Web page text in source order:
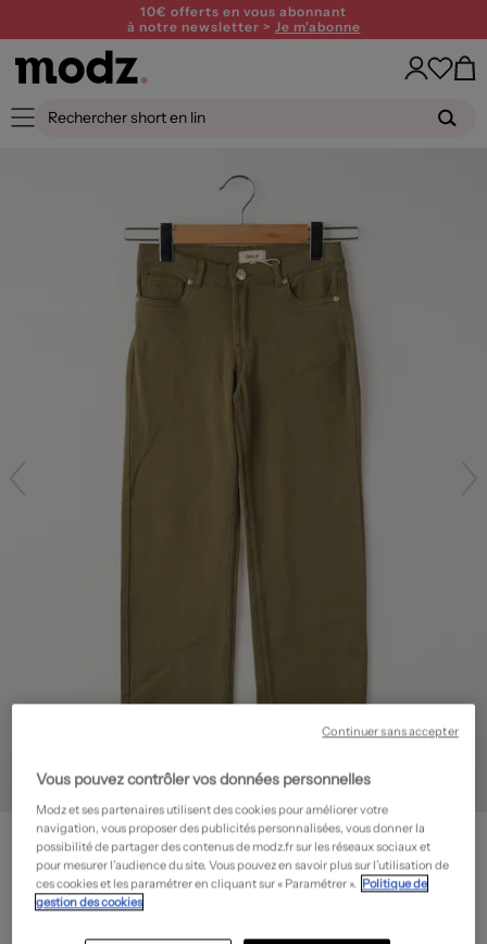
10€ offerts en vous abonnant
à notre newsletter > Je m'abonne
ONLY
Pantalon large- Outlet
17,50€
Vous pouvez contrôler vos données personnelles
Modz et ses partenaires utilisent des cookies pour améliorer votre
navigation, vous proposer des publicités personnalisées, vous donner la
possibilité de partager des contenus de modz.fr sur les réseaux sociaux et
pour mesurer l’audience du site. Vous pouvez en savoir plus sur l’utilisation de
ces cookies et les paramétrer en cliquant sur « Paramétrer ». Politique de
gestion des cookies
Continuer sans accepter